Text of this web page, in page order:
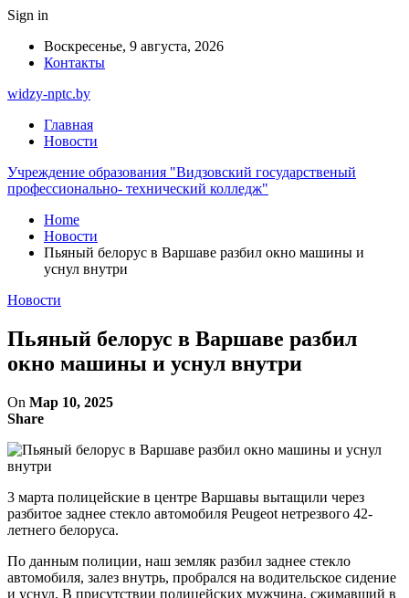
Sign in
Воскресенье, 9 августа, 2026
Контакты
widzy-nptc.by
Главная
Новости
Учреждение образования "Видзовский государственый
профессионально- технический колледж"
Home
Новости
Пьяный белорус в Варшаве разбил окно машины и
уснул внутри
Новости
Пьяный белорус в Варшаве разбил
окно машины и уснул внутри
On Мар 10, 2025
Share
3 марта полицейские в центре Варшавы вытащили через
разбитое заднее стекло автомобиля Peugeot нетрезвого 42-
летнего белоруса.
По данным полиции, наш земляк разбил заднее стекло
автомобиля, залез внутрь, пробрался на водительское сидение
и уснул. В присутствии полицейских мужчина, сжимавший в